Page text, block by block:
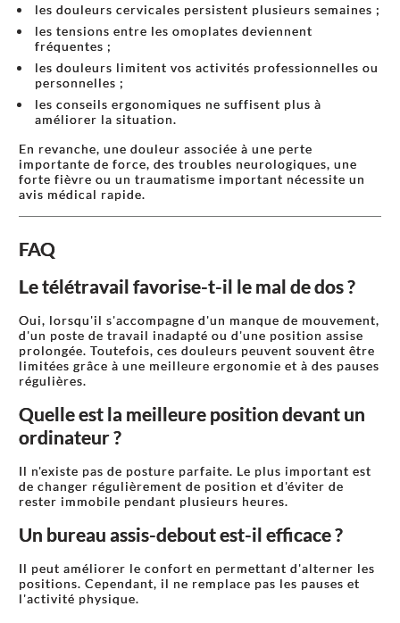
les douleurs cervicales persistent plusieurs semaines ;
les tensions entre les omoplates deviennent
fréquentes ;
les douleurs limitent vos activités professionnelles ou
personnelles ;
les conseils ergonomiques ne suffisent plus à
améliorer la situation.
En revanche, une douleur associée à une perte
importante de force, des troubles neurologiques, une
forte fièvre ou un traumatisme important nécessite un
avis médical rapide.
FAQ
Le télétravail favorise-t-il le mal de dos ?
Oui, lorsqu'il s'accompagne d'un manque de mouvement,
d'un poste de travail inadapté ou d'une position assise
prolongée. Toutefois, ces douleurs peuvent souvent être
limitées grâce à une meilleure ergonomie et à des pauses
régulières.
Quelle est la meilleure position devant un
ordinateur ?
Il n'existe pas de posture parfaite. Le plus important est
de changer régulièrement de position et d'éviter de
rester immobile pendant plusieurs heures.
Un bureau assis-debout est-il efficace ?
Il peut améliorer le confort en permettant d'alterner les
positions. Cependant, il ne remplace pas les pauses et
l'activité physique.